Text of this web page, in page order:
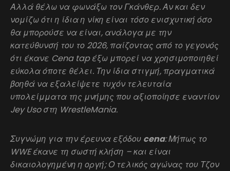
Αλλά θέλω να φωνάξω τον Γκάνθερ. Αν και δεν
νομίζω ότι η ίδια η νίκη είναι τόσο ενισχυτική όσο
θα μπορούσε να είναι, ανάλογα με την
κατεύθυνσή του το 2026, παίζοντας από το γεγονός
ότι έκανε Cena tap έξω μπορεί να χρησιμοποιηθεί
εύκολα όποτε θέλει. Την ίδια στιγμή, πραγματικά
βοηθά να εξαλείψετε τυχόν τελευταία
υπολείμματα της μνήμης που αξιοποίησε εναντίον
Jey Uso στη WrestleMania.
Συγνώμη για την έρευνα εξόδου cena: Μήπως το
WWE έκανε τη σωστή κλήση – και είναι
δικαιολογημένη η οργή; Ο τελικός αγώνας του Τζον